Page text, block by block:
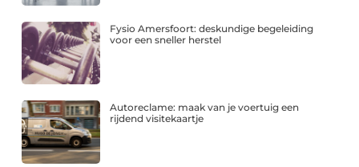
Fysio Amersfoort: deskundige begeleiding
voor een sneller herstel
Autoreclame: maak van je voertuig een
rijdend visitekaartje